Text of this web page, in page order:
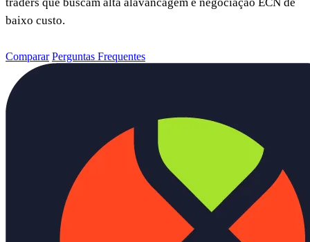
baixo custo.
Comparar Perguntas Frequentes